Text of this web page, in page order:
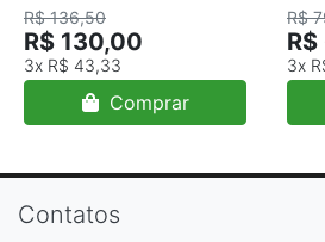
R$ 136,50
R$ 130,00
3x R$ 43,33
Comprar
R$
3x
Contatos